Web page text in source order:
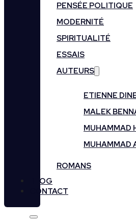
PENSÉE POLITIQUE
MODERNITÉ
SPIRITUALITÉ
ESSAIS
AUTEURS
ETIENNE
MALEK
MUHAMMAD
MUHAMMAD
ROMANS
BLOG
CONTACT